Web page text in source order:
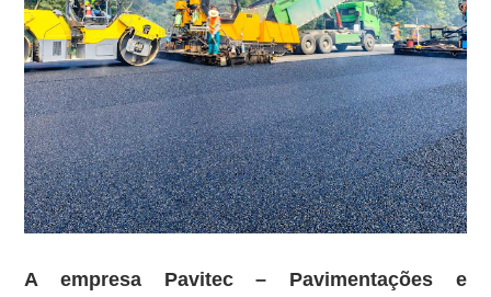
A empresa Pavitec – Pavimentações e